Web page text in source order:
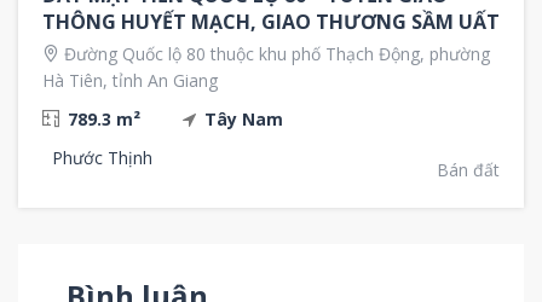
THÔNG HUYẾT MẠCH, GIAO THƯƠNG SẦM UẤT
Đường Quốc lộ 80 thuộc khu phố Thạch Động, phường
Hà Tiên, tỉnh An Giang
789.3 m²
Tây Nam
Phước Thịnh
Bán đất